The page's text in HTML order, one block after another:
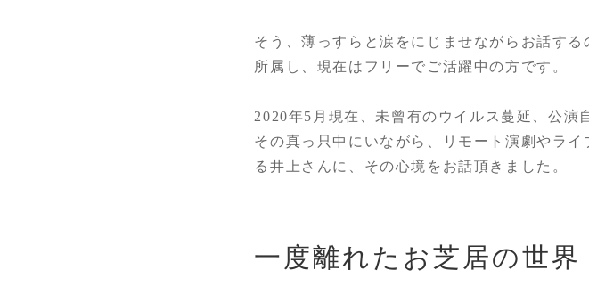
そう、薄っすらと涙をにじませながらお話す
所属し、現在はフリーでご活躍中の方です。
2020年5月現在、未曾有のウイルス蔓延、公演
その真っ只中にいながら、リモート演劇やラ
る井上さんに、その心境をお話頂きました。
一度離れたお芝居の世界